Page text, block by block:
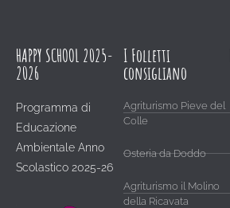
HAPPY SCHOOL 2025-
2026
Programma di
Educazione
Ambientale Anno
Scolastico 2025-26
I Folletti
consigliano
Agriturismo Pieve del
Colle
Osteria da Doddo
Agriturismo il Molino
della Ricavata